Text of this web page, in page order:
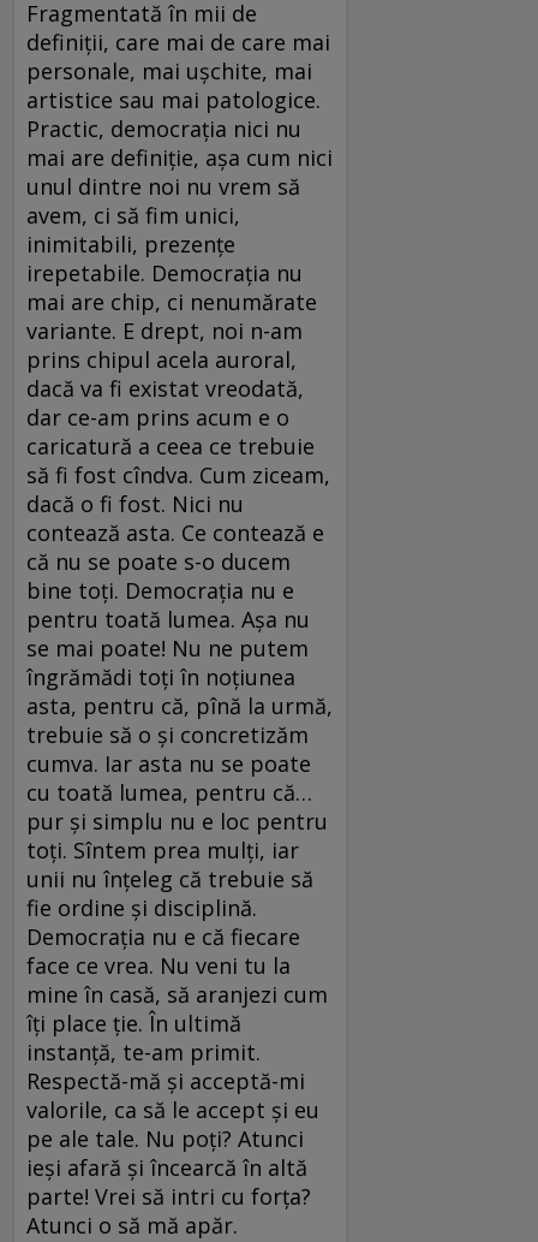
Fragmentată în mii de
definiții, care mai de care mai
personale, mai ușchite, mai
artistice sau mai patologice.
Practic, democrația nici nu
mai are definiție, așa cum nici
unul dintre noi nu vrem să
avem, ci să fim unici,
inimitabili, prezențe
irepetabile. Democrația nu
mai are chip, ci nenumărate
variante. E drept, noi n-am
prins chipul acela auroral,
dacă va fi existat vreo­dată,
dar ce-am prins acum e o
caricatură a ceea ce trebuie
să fi fost cîndva. Cum ziceam,
dacă o fi fost. Nici nu
contează asta. Ce contează e
că nu se poate s-o ducem
bine toți. Democrația nu e
pentru toată lumea. Așa nu
se mai poate! Nu ne putem
îngrămădi toți în noțiunea
asta, pentru că, pînă la urmă,
trebuie să o și concretizăm
cumva. Iar asta nu se poate
cu toată lumea, pentru că…
pur și simplu nu e loc pentru
toți. Sîntem prea mulți, iar
unii nu înțeleg că trebuie să
fie ordine și disciplină.
Democrația nu e că fiecare
face ce vrea. Nu veni tu la
mine în casă, să aranjezi cum
îți place ție. În ultimă
instanță, te-am primit.
Respectă-mă și acceptă-mi
valorile, ca să le accept și eu
pe ale tale. Nu poți? Atunci
ieși afară și încearcă în altă
parte! Vrei să intri cu forța?
Atunci o să mă apăr.